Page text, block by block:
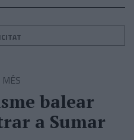
balear
a Sumar